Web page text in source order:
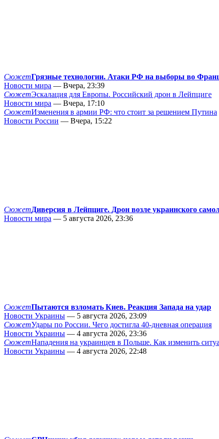
СюжетГрязные технологии. Атаки РФ на выборы во
Новости мира — Вчера, 23:39
СюжетЭскалация для Европы. Российский дрон в Лейпциге
Новости мира — Вчера, 17:10
СюжетИзменения в армии РФ: что стоит за решением Путина
Новости России — Вчера, 15:22
СюжетДиверсия в Лейпциге. Дрон возле украинского
Новости мира — 5 августа 2026, 23:36
СюжетПытаются взломать Киев. Реакция Запада на удар
Новости Украины — 5 августа 2026, 23:09
СюжетУдары по России. Чего достигла 40-дневная операция
Новости Украины — 4 августа 2026, 23:36
СюжетНападения на украинцев в Польше. Как изменить
Новости Украины — 4 августа 2026, 22:48